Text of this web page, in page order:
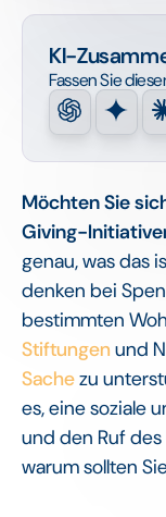
KI-
Fassen Sie
Möchten Sie
Giving-
genau, was das
denken bei
bestimmten
Stiftungen und
Sachezu
es, eine soziale
und den Ruf
warum sollten